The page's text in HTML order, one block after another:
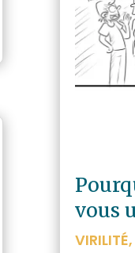
vous
VIRILITÉ,